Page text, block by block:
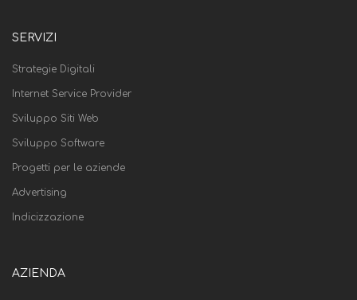
SERVIZI
Strategie Digitali
Internet Service Provider
Sviluppo Siti Web
Sviluppo Software
Progetti per le aziende
Advertising
Indicizzazione
AZIENDA